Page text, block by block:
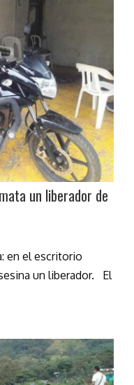
un liberador de
en el escritorio
un liberador. El